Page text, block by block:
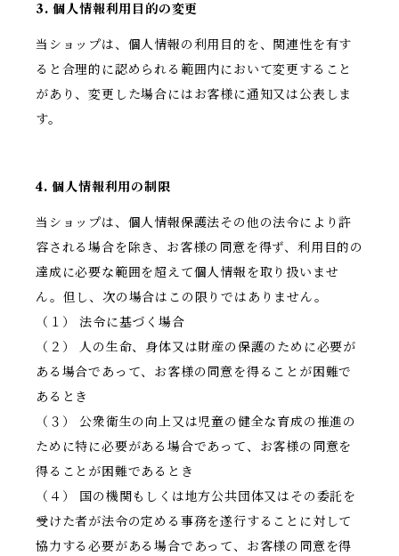
3. 個人情報利用目的の変更
当ショップは、個人情報の利用目的を、関連性を有す
ると合理的に認められる範囲内において変更すること
があり、変更した場合にはお客様に通知又は公表しま
す。
4. 個人情報利用の制限
当ショップは、個人情報保護法その他の法令により許
容される場合を除き、お客様の同意を得ず、利用目的の
達成に必要な範囲を超えて個人情報を取り扱いませ
ん。但し、次の場合はこの限りではありません。
（１） 法令に基づく場合
（２） 人の生命、身体又は財産の保護のために必要が
ある場合であって、お客様の同意を得ることが困難で
あるとき
（３） 公衆衛生の向上又は児童の健全な育成の推進の
ために特に必要がある場合であって、お客様の同意を
得ることが困難であるとき
（４） 国の機関もしくは地方公共団体又はその委託を
受けた者が法令の定める事務を遂行することに対して
協力する必要がある場合であって、お客様の同意を得